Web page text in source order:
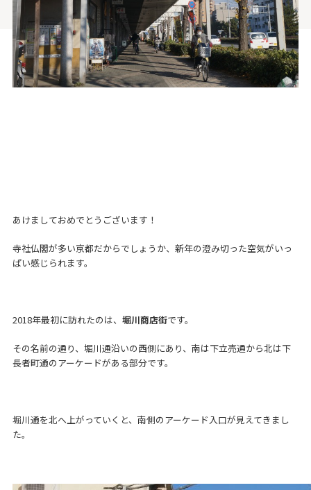
あけましておめでとうございます！
寺社仏閣が多い京都だからでしょうか、新年の澄み切った空気がいっ
ぱい感じられます。
2018年最初に訪れたのは、 堀川商店街です。
その名前の通り、堀川通沿いの西側にあり、南は下立売通から北は下
長者町通のアーケードがある部分です。
堀川通を北へ上がっていくと、南側のアーケード入口が見えてきまし
た。